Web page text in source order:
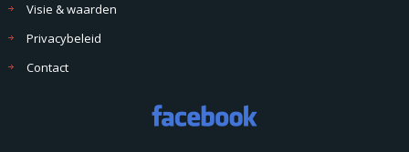
Visie & waarden
Privacybeleid
Contact